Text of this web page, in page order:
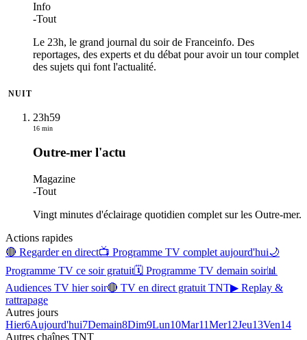
Info
-Tout
Le 23h, le grand journal du soir de Franceinfo. Des
reportages, des experts et du débat pour avoir un tour complet
des sujets qui font l'actualité.
NUIT
23h59
16 min
Outre-mer l'actu
Magazine
-Tout
Vingt minutes d'éclairage quotidien complet sur les Outre-mer.
Actions rapides
🔴 Regarder en direct📺 Programme TV complet aujourd'hui🌙
Programme TV ce soir gratuit🗓 Programme TV demain soir📊
Audiences TV hier soir🔴 TV en direct gratuit TNT▶ Replay &
rattrapage
Autres jours
Hier6Aujourd'hui7Demain8Dim9Lun10Mar11Mer12Jeu13Ven14
Autres chaînes TNT